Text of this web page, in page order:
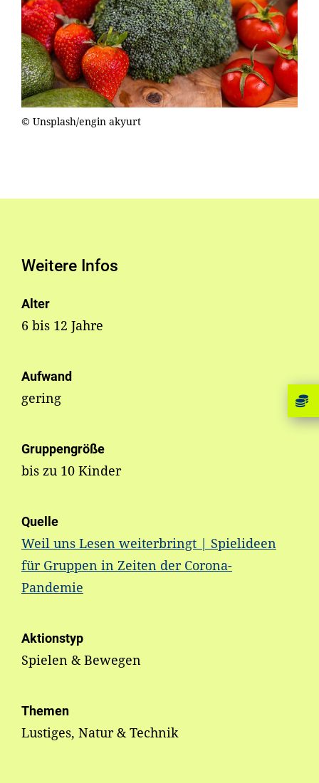
© Unsplash/engin akyurt
Weitere Infos
Alter
6 bis 12 Jahre
Aufwand
gering
Gruppengröße
bis zu 10 Kinder
Quelle
Weil uns Lesen weiterbringt | Spielideen
für Gruppen in Zeiten der Corona-
Pandemie
Aktionstyp
Spielen & Bewegen
Themen
Lustiges, Natur & Technik